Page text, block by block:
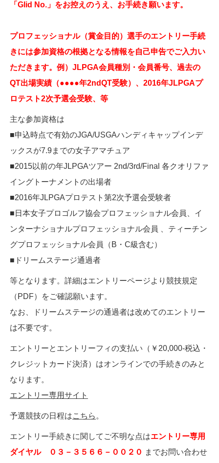
「Glid No.」をお控えのうえ、お手続き願います。
プロフェッショナル（賞金目的）選手のエントリー手続
きには参加資格の根拠となる情報を自己申告でご入力い
ただきます。例）JLPGA会員種別・会員番号、過去の
QT出場実績（●●●●年2ndQT受験）、2016年JLPGAプ
ロテスト2次予選会受験、等
主な参加資格は
■申込時点で有効のJGA/USGAハンディキャップインデ
ックスが7.9までの女子アマチュア
■2015以前の年JLPGAツアー 2nd/3rd/Final 各クオリファ
イングトーナメントの出場者
■2016年JLPGAプロテスト第2次予選会受験者
■日本女子プロゴルフ協会プロフェッショナル会員、イ
ンターナショナルプロフェッショナル会員 、ティーチン
グプロフェッショナル会員（B・C級含む）
■ドリームステージ通過者
等となります。詳細はエントリーページより競技規定
（PDF）をご確認願います。
なお、ドリームステージの通過者は改めてのエントリー
は不要です。
エントリーとエントリーフィの支払い（￥20,000-税込・
クレジットカード決済）はオンラインでの手続きのみと
なります。
エントリー専用サイト
予選競技の日程はこちら 。
エントリー手続きに関してご不明な点はエントリー専用
ダイヤル ０３－３５６６－００２０ までお問い合わせ